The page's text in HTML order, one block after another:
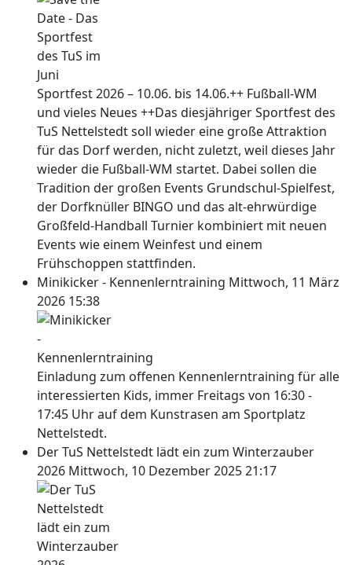
Sportfest 2026 – 10.06. bis 14.06.++ Fußball-WM
und vieles Neues ++Das diesjähriger Sportfest des
TuS Nettelstedt soll wieder eine große Attraktion
für das Dorf werden, nicht zuletzt, weil dieses Jahr
wieder die Fußball-WM startet. Dabei sollen die
Tradition der großen Events Grundschul-Spielfest,
der Dorfknüller BINGO und das alt-ehrwürdige
Großfeld-Handball Turnier kombiniert mit neuen
Events wie einem Weinfest und einem
Frühschoppen stattfinden.
Minikicker - Kennenlerntraining Mittwoch, 11 März
2026 15:38
Einladung zum offenen Kennenlerntraining für alle
interessierten Kids, immer Freitags von 16:30 -
17:45 Uhr auf dem Kunstrasen am Sportplatz
Nettelstedt.
Der TuS Nettelstedt lädt ein zum Winterzauber
2026 Mittwoch, 10 Dezember 2025 21:17